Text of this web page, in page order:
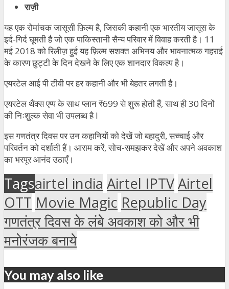
राज़ी
यह एक रोमांचक जासूसी फ़िल्म है, जिसकी कहानी एक भारतीय जासूस के
इर्द-गिर्द घूमती है जो एक पाकिस्तानी सैन्य परिवार में विवाह करती है। 11
मई 2018 को रिलीज़ हुई यह फ़िल्म सशक्त अभिनय और भावनात्मक गहराई
के कारण छुट्टी के दिन देखने के लिए एक शानदार विकल्प है।
एयरटेल आई पी टीवी पर हर कहानी और भी बेहतर लगती है।
एयरटेल थैंक्स एप्प के साथ प्लान ₹699 से शुरू होती हैं, साथ ही 30 दिनों
की निःशुल्क सेवा भी उपलब्ध है l
इस गणतंत्र दिवस पर उन कहानियों को देखें जो बहादुरी, सच्चाई और
परिवर्तन को दर्शाती हैं। आराम करें, सोच-समझकर देखें और अपने अवकाश
का भरपूर आनंद उठाएँ।
Tagsairtel india Airtel IPTVAirtel
OTT Movie Magic Republic Day
गणतंत्र दिवस के लंबे अवकाश को और भी
मनोरंजक बनाये
You may also like